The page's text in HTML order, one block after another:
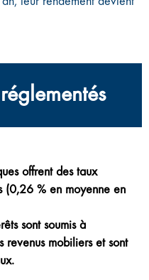
offrent des taux
(0,26 % en moyenne en
sont soumis à
revenus mobiliers et sont